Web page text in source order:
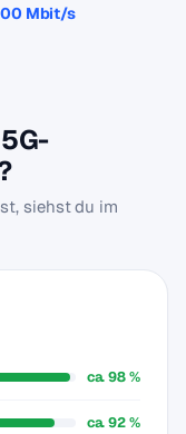
Mbit/s
siehst du im
ca. 98 %
ca. 92 %